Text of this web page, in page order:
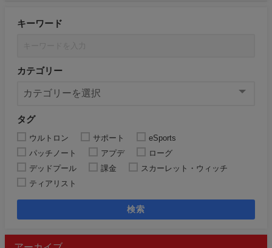
キーワード
カテゴリー
タグ
ウルトロン サポート
eSports
パッチノート
アプデ
ローグ
デッドプール
課金
スカーレット・ウィッチ
ティアリスト
検索